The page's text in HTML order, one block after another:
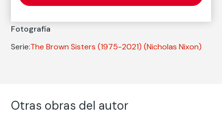
Fotografía
Serie:The Brown Sisters (1975-2021) (Nicholas Nixon)
Otras obras del autor